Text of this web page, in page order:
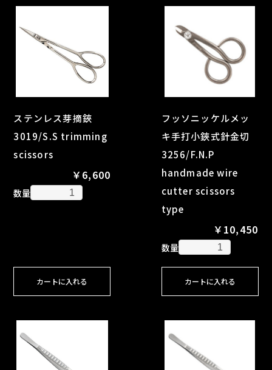
ステンレス芽摘鋏
3019/S.S trimming
scissors
￥6,600
数量
カートに入れる
フッソニッケルメッ
キ手打小鋏式針金切
3256/F.N.P
handmade wire
cutter scissors
type
￥10,450
数量
カートに入れる